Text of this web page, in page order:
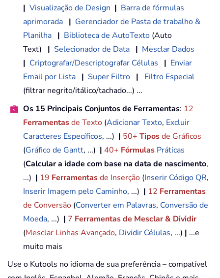
| Visualização de Design | Barra de fórmulas
aprimorada | Gerenciador de Pasta de trabalho &
Planilha | Biblioteca de AutoTexto (Auto
Text) | Selecionador de Data | Mesclar Dados
| Criptografar/Descriptografar Células | Enviar
Email por Lista | Super Filtro |
Filtro Especial
(filtrar negrito/itálico/tachado...) ...
Os 15 Principais Conjuntos de Ferramentas: 12
Ferramentasde Texto (Adicionar Texto, Excluir
Caracteres Específicos, ...) | 50+ Tiposde Gráficos
(Gráfico de Gantt, ...) | 40+ Fórmulas Práticas
(Calcular a idade com base na data de nascimento,
...) | 19 Ferramentasde Inserção (Inserir Código QR,
Inserir Imagem pelo Caminho, ...) | 12 Ferramentas
de Conversão (Converter em Palavras, Conversão de
Moeda, ...) | 7 Ferramentas de Mesclar & Dividir
(Mesclar Linhas Avançado, Dividir Células, ...) | ...e
muito mais
Use o Kutools no idioma de sua preferência – compatível